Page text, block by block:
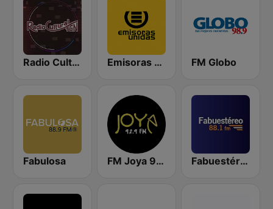
Radio Cultural TGN Emisoras Unidas FM Globo
Fabulosa FM Joya 92.9 Fabuestéreo 88.1 FM